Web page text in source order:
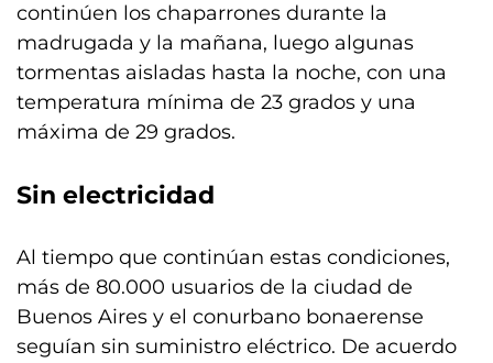
continúen los chaparrones durante la
madrugada y la mañana, luego algunas
tormentas aisladas hasta la noche, con una
temperatura mínima de 23 grados y una
máxima de 29 grados.
Sin electricidad
Al tiempo que continúan estas condiciones,
más de 80.000 usuarios de la ciudad de
Buenos Aires y el conurbano bonaerense
seguían sin suministro eléctrico. De acuerdo